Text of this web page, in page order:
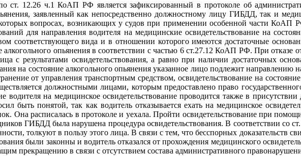
ст. 12.26 ч.1 КоАП РФ является зафиксированный в протоколе об
заявленный как непосредственно должностному лицу ГИБДД, так и
вопросах, возникающих у судов при применении особенной части КоАП
для направления водителя на медицинские освидетельствование на
соответствующего вида и в отношении которого имеются достаточные
опьянения в соответствии с частью 6 ст.27.12 КоАП РФ. При отказе
с результатами освидетельствования, а равно при наличии достаточных
на состояние алкогольного опьянения указанное лицо подлежит направлению
от управления транспортным средством, освидетельствование на
должностными лицами, которым предоставлено право
на медицинское освидетельствование проводится также в
быть понятой, так как водитель отказывается ехать на медицинское
Она расписалась в протоколе и уехала. Пройти освидетельствование при
ГИБДД была нарушена процедура освидетельствования. В соответствии
толкуют в пользу этого лица. В связи с тем, что бесспорных доказательств
были законны и водитель отказался от прохождения медицинского
прекращению в связи с отсутствием состава административного